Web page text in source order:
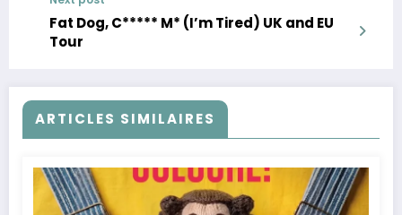
Fat Dog, C***** M* (I’m Tired) UK and EU
Tour
ARTICLES SIMILAIRES